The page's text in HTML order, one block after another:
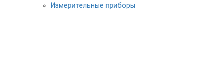
Измерительные приборы